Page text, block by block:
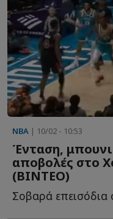
NBA | 10/02 - 10:53
Ένταση,
αποβολές στο
(ΒΙΝΤΕΟ)
Σοβαρά επεισόδια